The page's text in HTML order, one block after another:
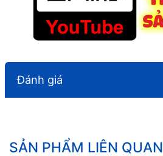
Đánh giá
SẢN PHẨM LIÊN QUAN